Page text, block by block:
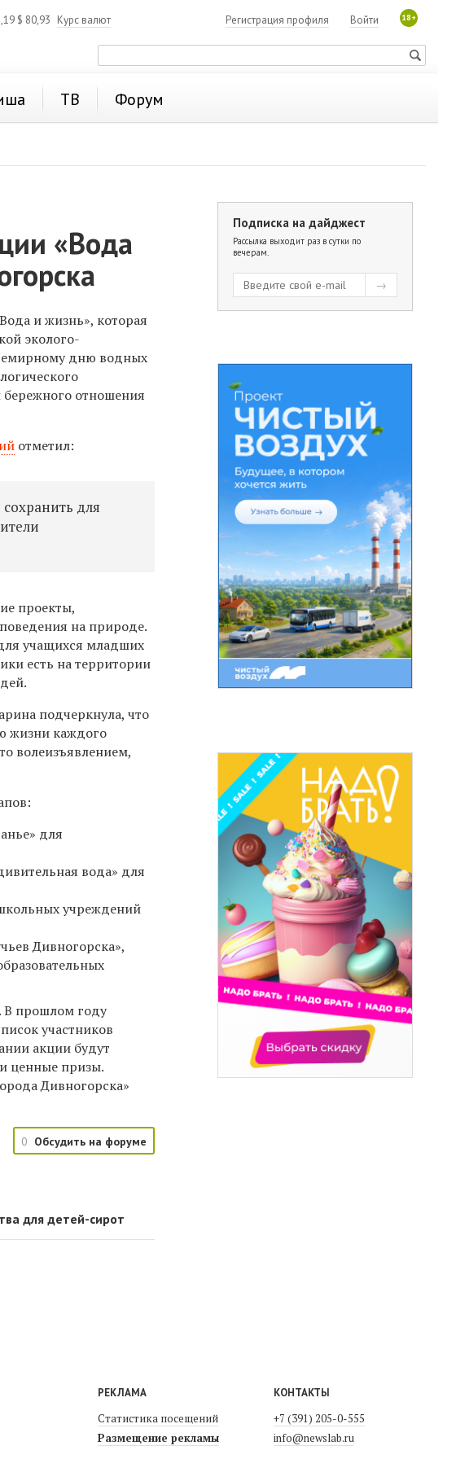
$ 80,93 Курс валют 18+
Войти
Регистрация профиля
ТВ Форум
«Вода
и жизнь», которая
эколого-
дню водных
отношения
отметил:
для
проекты,
на природе.
учащихся младших
есть на территории
подчеркнула, что
жизни каждого
волеизъявлением,
для
вода» для
учреждений
Дивногорска»,
В прошлом году
участников
акции будут
ценные призы.
Дивногорска»
0 Обсудить на форуме
для детей-сирот
Подписка на дайджест
Рассылка выходит раз в сутки по
вечерам.
РЕКЛАМА
Статистика посещений
Размещение рекламы
КОНТАКТЫ
+7 (391) 205-0-555
info@newslab.ru